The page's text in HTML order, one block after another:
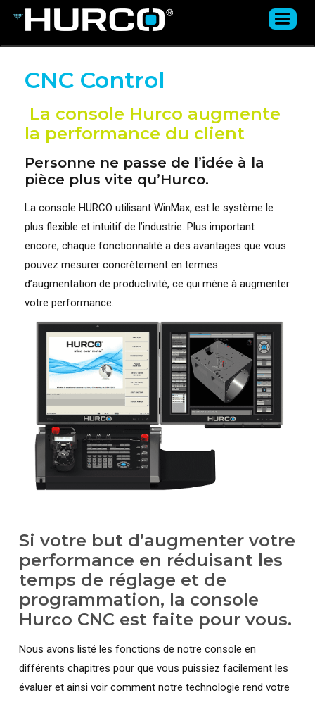
CNC Control
La console Hurco augmente
la performance du client
Personne ne passe de l’idée à la
pièce plus vite qu’Hurco.
La console HURCO utilisant WinMax, est le système le
plus flexible et intuitif de l’industrie. Plus important
encore, chaque fonctionnalité a des avantages que vous
pouvez mesurer concrètement en termes
d’augmentation de productivité, ce qui mène à augmenter
votre performance.
Si votre but d’augmenter votre
performance en réduisant les
temps de réglage et de
programmation, la console
Hurco CNC est faite pour vous.
Nous avons listé les fonctions de notre console en
différents chapitres pour que vous puissiez facilement les
évaluer et ainsi voir comment notre technologie rend votre